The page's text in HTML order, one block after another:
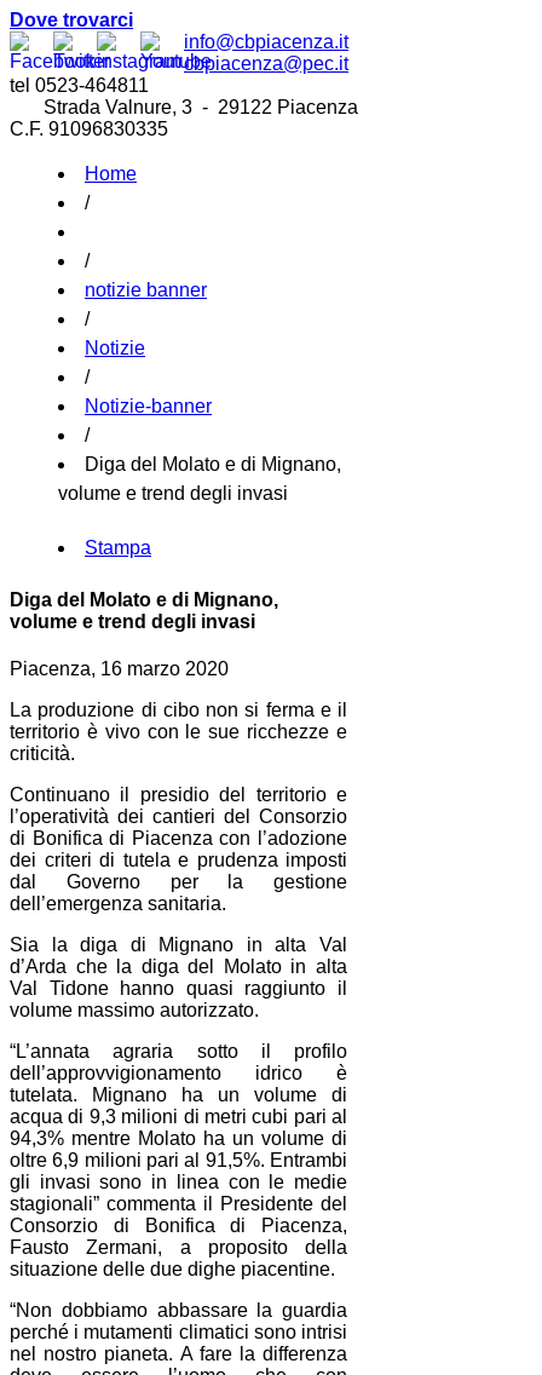
Dove trovarci
info@cbpiacenza.it
cbpiacenza@pec.it
tel 0523-464811
Strada Valnure, 3 - 29122 Piacenza
C.F. 91096830335
Home
/
/
notizie banner
/
Notizie
/
Notizie-banner
/
Diga del Molato e di Mignano,
volume e trend degli invasi
Stampa
Diga del Molato e di Mignano,
volume e trend degli invasi
Piacenza, 16 marzo 2020
La produzione di cibo non si ferma e il
territorio è vivo con le sue ricchezze e
criticità.
Continuano il presidio del territorio e
l’operatività dei cantieri del Consorzio
di Bonifica di Piacenza con l’adozione
dei criteri di tutela e prudenza imposti
dal Governo per la gestione
dell’emergenza sanitaria.
Sia la diga di Mignano in alta Val
d’Arda che la diga del Molato in alta
Val Tidone hanno quasi raggiunto il
volume massimo autorizzato.
“L’annata agraria sotto il profilo
dell’approvvigionamento idrico è
tutelata. Mignano ha un volume di
acqua di 9,3 milioni di metri cubi pari al
94,3% mentre Molato ha un volume di
oltre 6,9 milioni pari al 91,5%. Entrambi
gli invasi sono in linea con le medie
stagionali” commenta il Presidente del
Consorzio di Bonifica di Piacenza,
Fausto Zermani, a proposito della
situazione delle due dighe piacentine.
“Non dobbiamo abbassare la guardia
perché i mutamenti climatici sono intrisi
nel nostro pianeta. A fare la differenza